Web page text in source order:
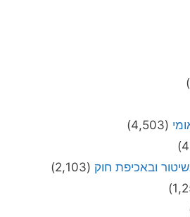
(4,503)
ובאכיפת חוק (2,103)